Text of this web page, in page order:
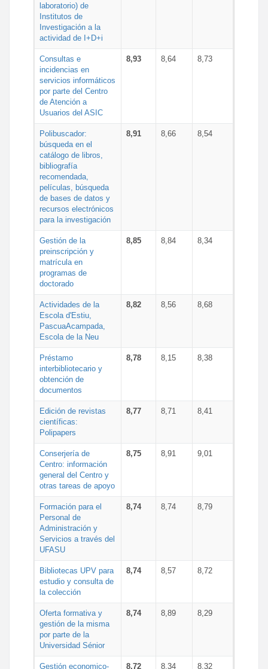
laboratorio) de
Institutos de
Investigación a la
actividad de I+D+i
Consultas e
incidencias en
servicios informáticos
por parte del Centro
de Atención a
Usuarios del ASIC
8,93 8,64 8,73
Polibuscador:
búsqueda en el
catálogo de libros,
bibliografía
recomendada,
películas, búsqueda
de bases de datos y
recursos electrónicos
para la investigación
8,91 8,66 8,54
Gestión de la
preinscripción y
matrícula en
programas de
doctorado
8,85 8,84 8,34
Actividades de la
Escola d'Estiu,
PascuaAcampada,
Escola de la Neu
8,82 8,56 8,68
Préstamo
interbibliotecario y
obtención de
documentos
8,78 8,15 8,38
Edición de revistas
científicas:
Polipapers
8,77 8,71 8,41
Conserjería de
Centro: información
general del Centro y
otras tareas de apoyo
8,75 8,91 9,01
Formación para el
Personal de
Administración y
Servicios a través del
UFASU
8,74 8,74 8,79
Bibliotecas UPV para
estudio y consulta de
la colección
8,74 8,57 8,72
Oferta formativa y
gestión de la misma
por parte de la
Universidad Sénior
8,74 8,89 8,29
Gestión economico- 8,72 8,34 8,32